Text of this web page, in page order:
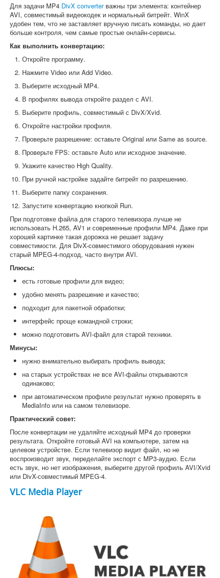
Для задачи MP4 DivX converterважны три элемента: контейнер
AVI, совместимый видеокодек и нормальный битрейт. WinX
удобен тем, что не заставляет вручную писать команды, но дает
больше контроля, чем самые простые онлайн-сервисы.
Как выполнить конвертацию:
Откройте программу.
Нажмите Video или Add Video.
Выберите исходный MP4.
В профилях вывода откройте раздел с AVI.
Выберите профиль, совместимый с DivX/Xvid.
Откройте настройки профиля.
Проверьте разрешение: оставьте Original или Same as source.
Проверьте FPS: оставьте Auto или исходное значение.
Укажите качество High Quality.
При ручной настройке задайте битрейт по разрешению.
Выберите папку сохранения.
Запустите конвертацию кнопкой Run.
При подготовке файла для старого телевизора лучше не
использовать H.265, AV1 и современные профили MP4. Даже при
хорошей картинке такая дорожка не решает задачу
совместимости. Для DivX-совместимого оборудования нужен
старый MPEG-4-подход, часто внутри AVI.
Плюсы:
есть готовые профили для видео;
удобно менять разрешение и качество;
подходит для пакетной обработки;
интерфейс проще командной строки;
можно подготовить AVI-файл для старой техники.
Минусы:
нужно внимательно выбирать профиль вывода;
на старых устройствах не все AVI-файлы открываются
одинаково;
при автоматическом профиле результат нужно проверять в
MediaInfo или на самом телевизоре.
Практический совет:
После конвертации не удаляйте исходный MP4 до проверки
результата. Откройте готовый AVI на компьютере, затем на
целевом устройстве. Если телевизор видит файл, но не
воспроизводит звук, переделайте экспорт с MP3-аудио. Если
есть звук, но нет изображения, выберите другой профиль AVI/Xvid
или DivX-совместимый MPEG-4.
VLC Media Player